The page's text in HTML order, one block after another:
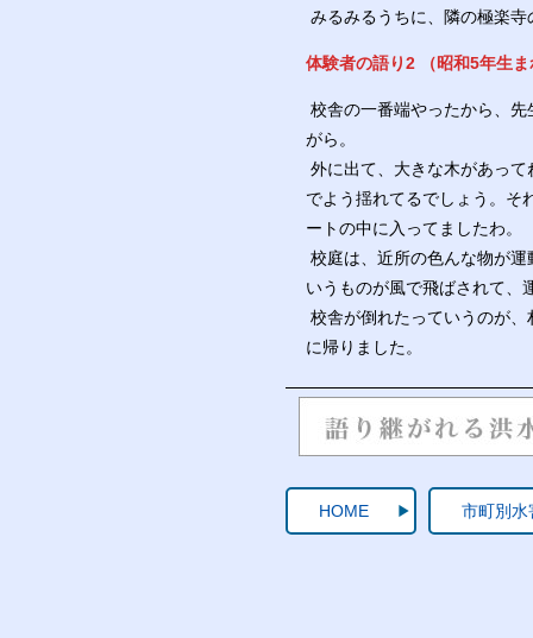
みるみるうちに、隣の極楽
体験者の語り2 （昭和5年生
校舎の一番端やったから、
がら。
外に出て、大きな木があっ
でよう揺れてるでしょう。そ
ートの中に入ってましたわ。
校庭は、近所の色んな物が
いうものが風で飛ばされて、
校舎が倒れたっていうのが
に帰りました。
HOME 市町別水